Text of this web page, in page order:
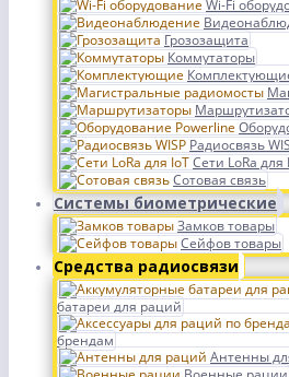
Wi-Fi
Грозозащита
Коммутаторы
Радиосвязь
Сети LoRa для
Сотовая связь
Системы биометрические
Замков товары
Сейфов товары
Средства радиосвязи
батареи для раций
брендам
Антенны